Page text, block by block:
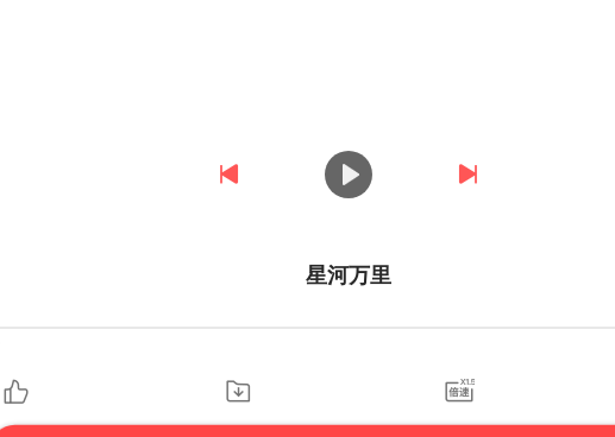
星河万里